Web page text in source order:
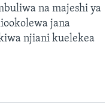
na majeshi ya
jana
njiani kuelekea